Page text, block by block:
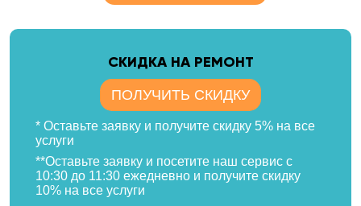
CКИДКА НА РЕМОНТ
ПОЛУЧИТЬ СКИДКУ
* Оставьте заявку и получите скидку 5% на все
услуги
**Оставьте заявку и посетите наш сервис с
10:30 до 11:30 ежедневно и получите скидку
10% на все услуги